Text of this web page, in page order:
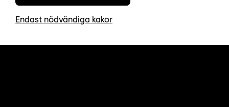
Endast nödvändiga kakor